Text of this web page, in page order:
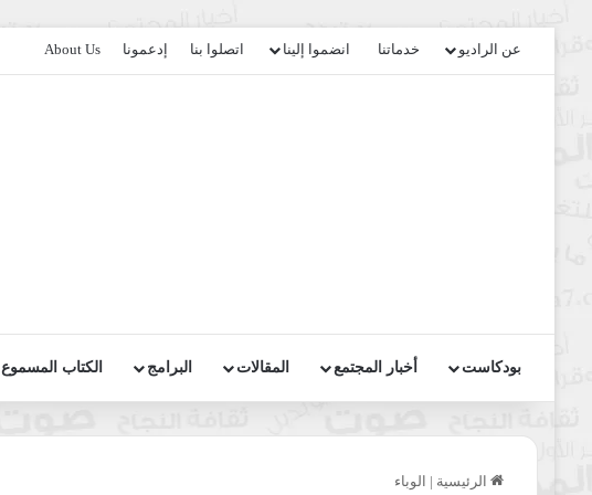
عن الراديو خدماتنا انضموا إلينا اتصلوا بنا إدعمونا About Us
بودكاست أخبار المجتمع المقالات البرامج الكتاب المسموع
الرئيسية | الوباء